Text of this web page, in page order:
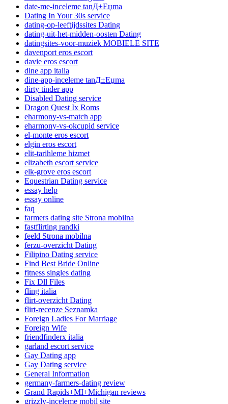
date-me-inceleme tanД±Еџma
Dating In Your 30s service
dating-op-leeftijdssites Dating
dating-uit-het-midden-oosten Dating
datingsites-voor-muziek MOBIELE SITE
davenport eros escort
davie eros escort
dine app italia
dine-app-inceleme tanД±Еџma
dirty tinder app
Disabled Dating service
Dragon Quest Ix Roms
eharmony-vs-match app
eharmony-vs-okcupid service
el-monte eros escort
elgin eros escort
elit-tarihleme hizmet
elizabeth escort service
elk-grove eros escort
Equestrian Dating service
essay help
essay online
faq
farmers dating site Strona mobilna
fastflirting randki
feeld Strona mobilna
ferzu-overzicht Dating
Filipino Dating service
Find Best Bride Online
fitness singles dating
Fix Dll Files
fling italia
flirt-overzicht Dating
flirt-recenze Seznamka
Foreign Ladies For Marriage
Foreign Wife
friendfinderx italia
garland escort service
Gay Dating app
Gay Dating service
General Information
germany-farmers-dating review
Grand Rapids+MI+Michigan reviews
grizzly-inceleme mobil site